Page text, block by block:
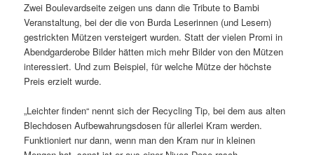
Zwei Boulevardseite zeigen uns dann die Tribute to Bambi
Veranstaltung, bei der die von Burda Leserinnen (und Lesern)
gestrickten Mützen versteigert wurden. Statt der vielen Promi in
Abendgarderobe Bilder hätten mich mehr Bilder von den Mützen
interessiert. Und zum Beispiel, für welche Mütze der höchste
Preis erzielt wurde.
„Leichter finden“ nennt sich der Recycling Tip, bei dem aus alten
Blechdosen Aufbewahrungsdosen für allerlei Kram werden.
Funktioniert nur dann, wenn man den Kram nur in kleinen